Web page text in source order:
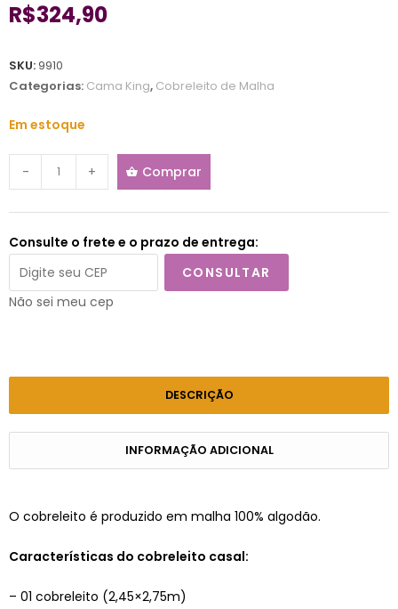
R$324,90
SKU:9910
Categorias: Cama King, Cobreleito de Malha
Em estoque
- + Comprar
Consulte o frete e o prazo de entrega:
CONSULTAR
Não sei meu cep
DESCRIÇÃO
INFORMAÇÃO ADICIONAL
O cobreleito é produzido em malha 100% algodão.
Características do cobreleito casal:
– 01 cobreleito (2,45×2,75m)